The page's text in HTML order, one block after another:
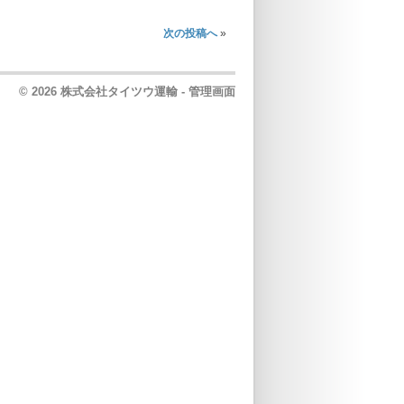
次の投稿へ»
© 2026 株式会社タイツウ運輸 - 管理画面